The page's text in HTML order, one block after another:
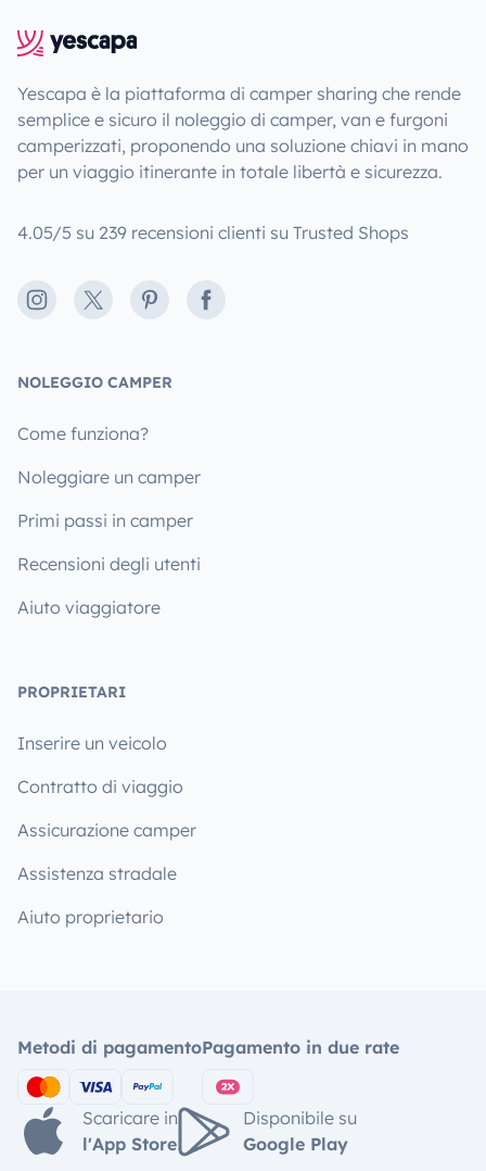
Yescapa è la piattaforma di camper sharing che rende
semplice e sicuro il noleggio di camper, van e furgoni
camperizzati, proponendo una soluzione chiavi in mano
per un viaggio itinerante in totale libertà e sicurezza.
4.05/5 su 239 recensioni clienti su Trusted Shops
Instagram
X PinterestFacebook
NOLEGGIO CAMPER
Come funziona?
Noleggiare un camper
Primi passi in camper
Recensioni degli utenti
Aiuto viaggiatore
PROPRIETARI
Inserire un veicolo
Contratto di viaggio
Assicurazione camper
Assistenza stradale
Aiuto proprietario
Metodi di pagamentoPagamento in due rate
Scaricare in
l'App Store
Disponibile su
Google Play